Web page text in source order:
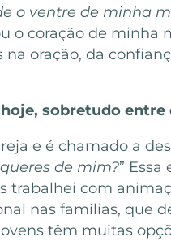
o ventre de minha
o coração de
oração, da
sobretudo entre
e é chamado a
de mim?”
com
nas famílias, que
têm muitas